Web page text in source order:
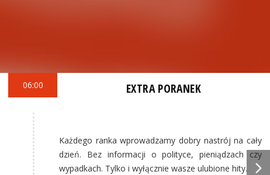
06:00 EXTRA PORANEK
Każdego ranka wprowadzamy dobry nastrój na cały
dzień. Bez informacji o polityce, pieniądzach czy
wypadkach. Tylko i wyłącznie wasze ulubione hity.